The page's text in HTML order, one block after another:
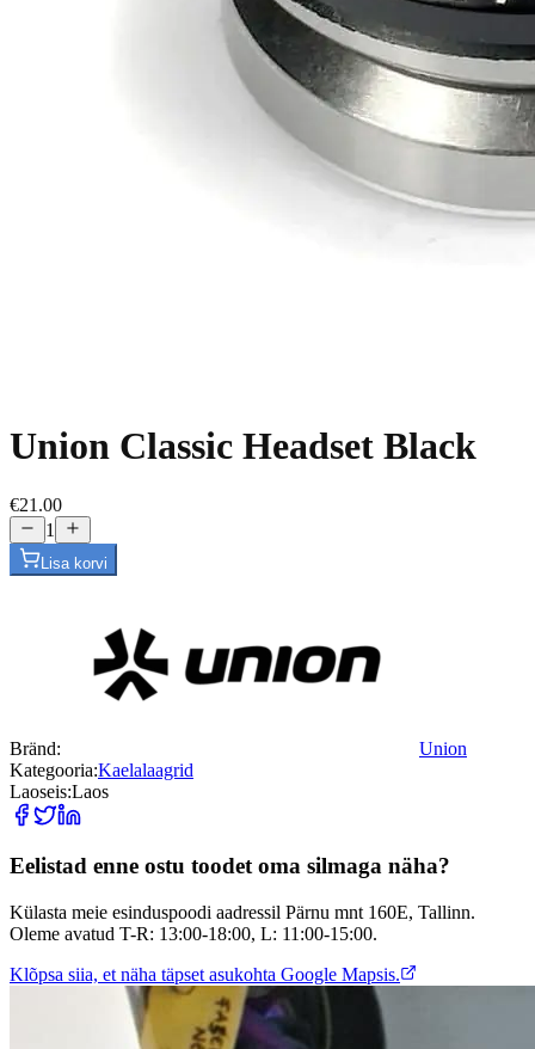
Union Classic Headset Black
€21.00
1
Lisa korvi
Bränd:
Union
Kategooria:Kaelalaagrid
Laoseis:Laos
Eelistad enne ostu toodet oma silmaga näha?
Külasta meie esinduspoodi aadressil Pärnu mnt 160E, Tallinn.
Oleme avatud T-R: 13:00-18:00, L: 11:00-15:00.
Klõpsa siia, et näha täpset asukohta Google Mapsis.